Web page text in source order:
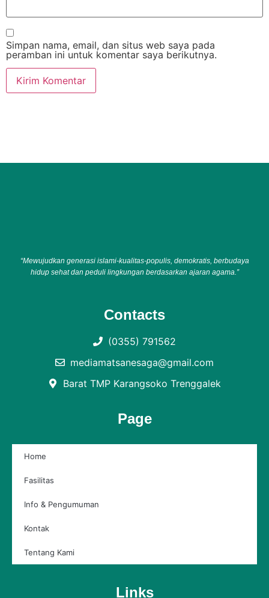
Simpan nama, email, dan situs web saya pada
peramban ini untuk komentar saya berikutnya.
“Mewujudkan generasi islami-kualitas-populis, demokratis, berbudaya
hidup sehat dan peduli lingkungan berdasarkan ajaran agama.”
Contacts
(0355) 791562
mediamatsanesaga@gmail.com
Barat TMP Karangsoko Trenggalek
Page
Home
Fasilitas
Info & Pengumuman
Kontak
Tentang Kami
Links